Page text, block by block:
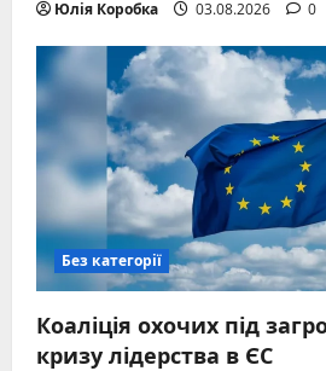
Юлія Коробка 03.08.2026 0
Без категорії
Коаліція охочих під
кризу лідерства в ЄС